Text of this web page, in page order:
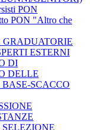
PON
PON "Altro che
ESTERNI
DI
DELLE
SCACCO
SELEZIONE